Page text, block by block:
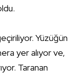
Yüzüğün
yer alıyor ve,
Taranan